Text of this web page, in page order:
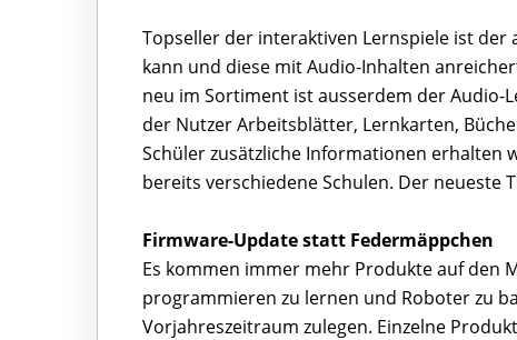
Topseller der interaktiven Lernspiele ist der
kann und diese mit Audio-Inhalten
neu im Sortiment ist ausserdem der Audio-
der Nutzer Arbeitsblätter, Lernkarten,
Schüler zusätzliche Informationen erhalten
bereits verschiedene Schulen. Der neueste
Firmware-Update statt Federmäppchen
Es kommen immer mehr Produkte auf den
programmieren zu lernen und Roboter zu
Vorjahreszeitraum zulegen. Einzelne